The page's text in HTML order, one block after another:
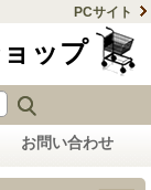
PCサイト
ップ
お問い合わせ